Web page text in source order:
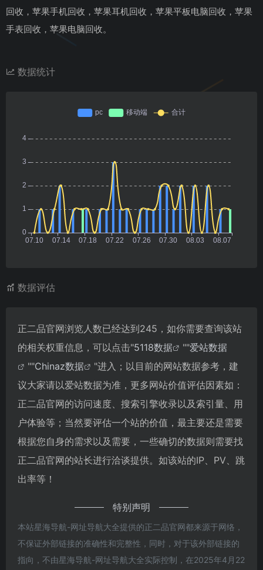
回收，苹果手机回收，苹果耳机回收，苹果平板电脑回收，苹果
手表回收，苹果电脑回收。
数据统计
数据评估
正二品官网浏览人数已经达到245，如你需要查询该站
的相关权重信息，可以点击"5118数据 ""爱站数据
""Chinaz数据
"进入；以目前的网站数据参考，建
议大家请以爱站数据为准，更多网站价值评估因素如：
正二品官网的访问速度、搜索引擎收录以及索引量、用
户体验等；当然要评估一个站的价值，最主要还是需要
根据您自身的需求以及需要，一些确切的数据则需要找
正二品官网的站长进行洽谈提供。如该站的IP、PV、跳
出率等！
特别声明
本站星海导航-网址导航大全提供的正二品官网都来源于网络，
不保证外部链接的准确性和完整性，同时，对于该外部链接的
指向，不由星海导航-网址导航大全实际控制，在2025年4月22